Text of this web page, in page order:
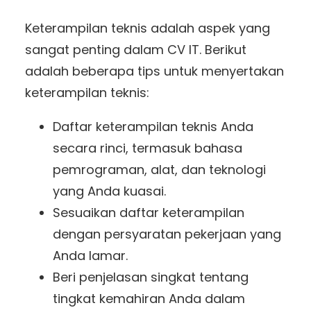
Keterampilan teknis adalah aspek yang
sangat penting dalam CV IT. Berikut
adalah beberapa tips untuk menyertakan
keterampilan teknis:
Daftar keterampilan teknis Anda
secara rinci, termasuk bahasa
pemrograman, alat, dan teknologi
yang Anda kuasai.
Sesuaikan daftar keterampilan
dengan persyaratan pekerjaan yang
Anda lamar.
Beri penjelasan singkat tentang
tingkat kemahiran Anda dalam